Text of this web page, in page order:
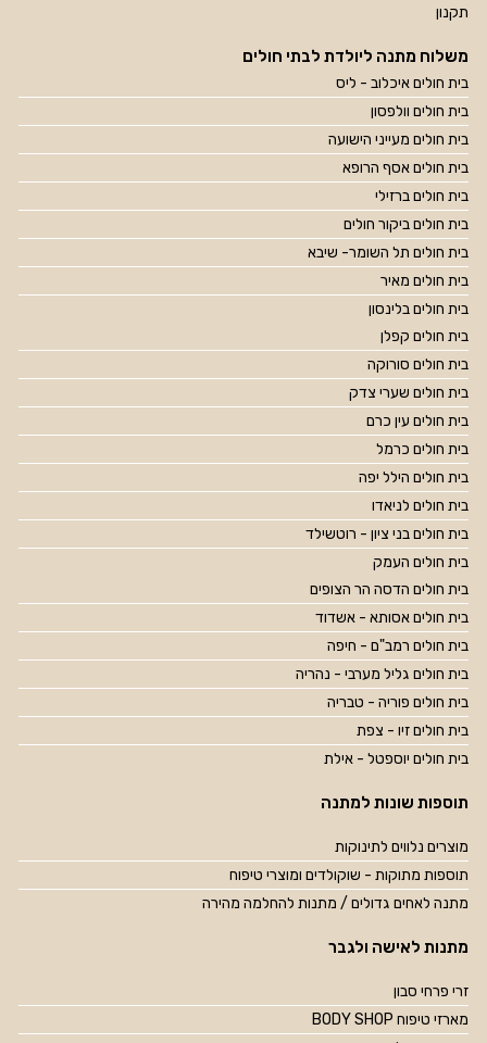
תקנון
משלוח מתנה ליולדת לבתי חולים
בית חולים איכלוב - ליס
בית חולים וולפסון
בית חולים מעייני הישועה
בית חולים אסף הרופא
בית חולים ברזילי
בית חולים ביקור חולים
בית חולים תל השומר- שיבא
בית חולים מאיר
בית חולים בלינסון
בית חולים קפלן
בית חולים סורוקה
בית חולים שערי צדק
בית חולים עין כרם
בית חולים כרמל
בית חולים הילל יפה
בית חולים לניאדו
בית חולים בני ציון - רוטשילד
בית חולים העמק
בית חולים הדסה הר הצופים
בית חולים אסותא - אשדוד
בית חולים רמב"ם - חיפה
בית חולים גליל מערבי - נהריה
בית חולים פוריה - טבריה
בית חולים זיו - צפת
בית חולים יוספטל - אילת
תוספות שונות למתנה
מוצרים נלווים לתינוקות
תוספות מתוקות - שוקולדים ומוצרי טיפוח
מתנה לאחים גדולים / מתנות להחלמה מהירה
מתנות לאישה ולגבר
זרי פרחי סבון
מארזי טיפוח BODY SHOP